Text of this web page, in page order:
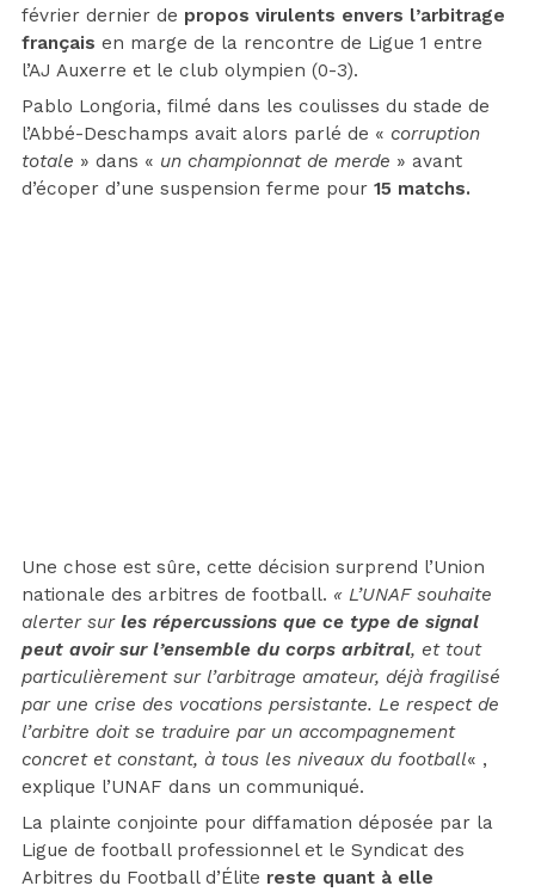
février dernier de propos virulents envers l’arbitrage
français en marge de la rencontre de Ligue 1 entre
l’AJ Auxerre et le club olympien (0-3).
Pablo Longoria, filmé dans les coulisses du stade de
l’Abbé-Deschamps avait alors parlé de « corruption
totale » dans « un championnat de merde » avant
d’écoper d’une suspension ferme pour 15 matchs.
Une chose est sûre, cette décision surprend l’Union
nationale des arbitres de football. « L’UNAF souhaite
alerter sur les répercussions que ce type de signal
peut avoir sur l’ensemble du corps arbitral, et tout
particulièrement sur l’arbitrage amateur, déjà fragilisé
par une crise des vocations persistante. Le respect de
l’arbitre doit se traduire par un accompagnement
concret et constant, à tous les niveaux du football« ,
explique l’UNAF dans un communiqué.
La plainte conjointe pour diffamation déposée par la
Ligue de football professionnel et le Syndicat des
Arbitres du Football d’Élite reste quant à elle